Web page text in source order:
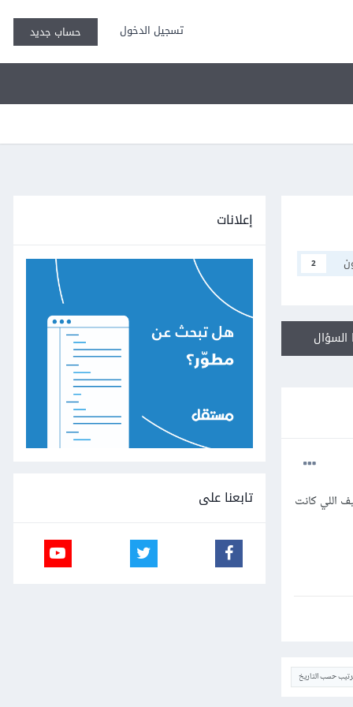
تسجيل الدخول حساب جديد
2
اللي كانت
حسب التاريخ
إعلانات
تابعنا على